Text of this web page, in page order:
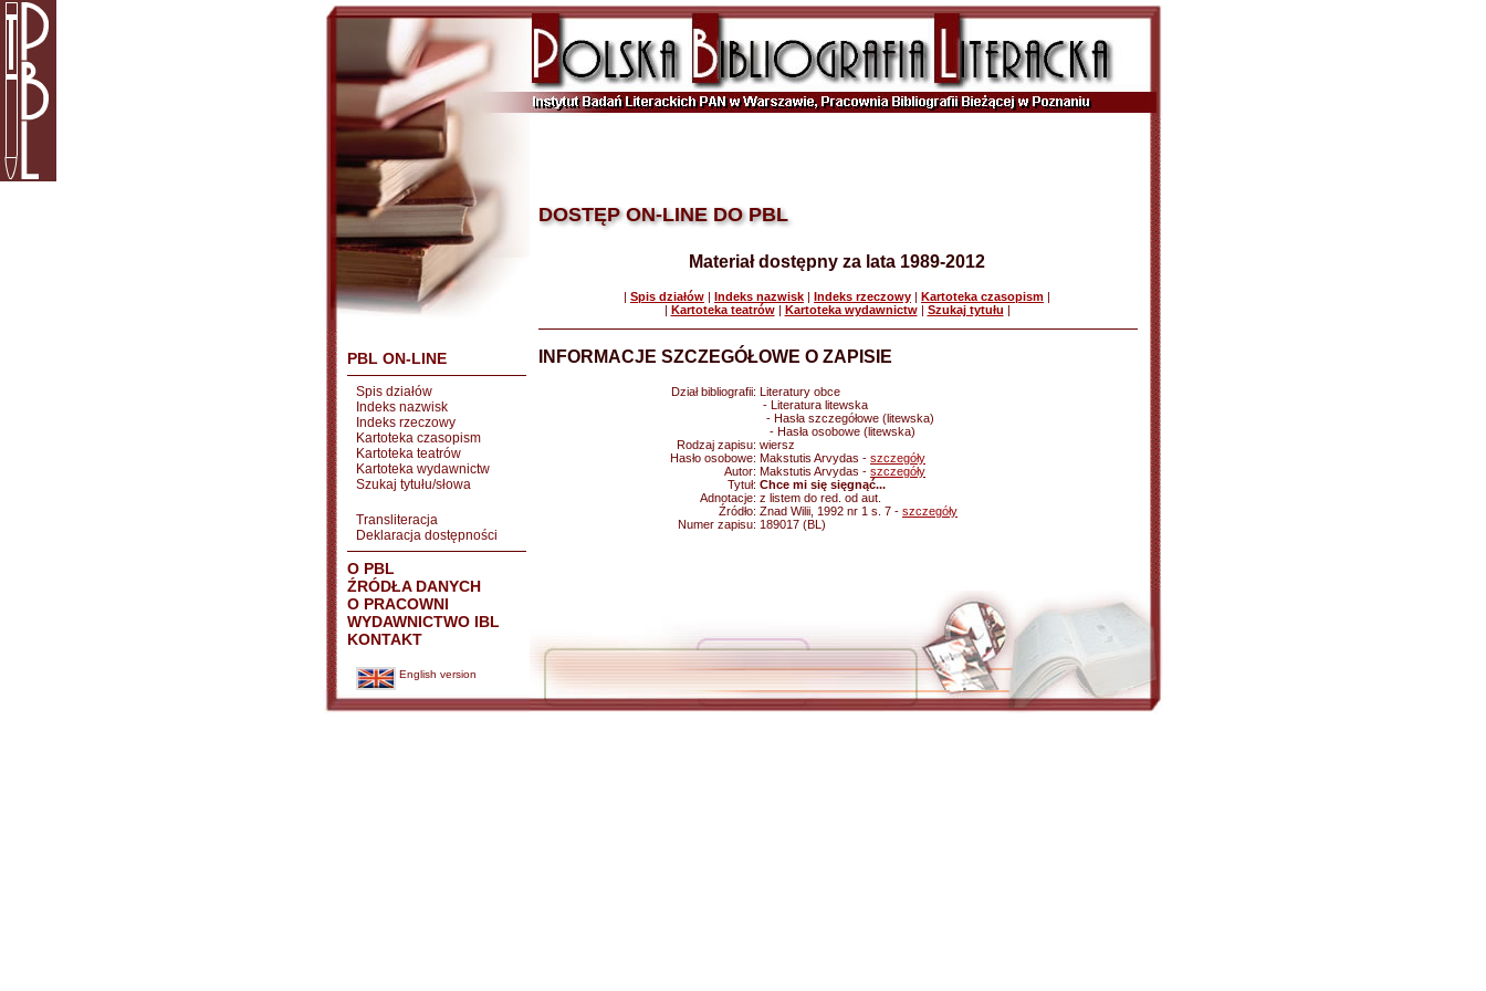
PBL ON-LINE
Spis działów
Indeks nazwisk
Indeks rzeczowy
Kartoteka czasopism
Kartoteka teatrów
Kartoteka wydawnictw
Szukaj tytułu/słowa
Transliteracja
Deklaracja dostępności
O PBL
ŹRÓDŁA DANYCH
O PRACOWNI
WYDAWNICTWO IBL
KONTAKT
English version
DOSTĘP ON-LINE DO PBL
Materiał dostępny za lata 1989-2012
| Spis działów | Indeks nazwisk | Indeks rzeczowy | Kartoteka czasopism |
| Kartoteka teatrów| Kartoteka wydawnictw| Szukaj tytułu |
INFORMACJE SZCZEGÓŁOWE O ZAPISIE
Dział bibliografii: Literatury obce
- Literatura litewska
- Hasła szczegółowe (litewska)
- Hasła osobowe (litewska)
Rodzaj zapisu: wiersz
Hasło osobowe: Makstutis Arvydas - szczegóły
Autor: Makstutis Arvydas - szczegóły
Tytuł: Chce mi się sięgnąć...
Adnotacje: z listem do red. od aut.
Źródło: Znad Wilii, 1992 nr 1 s. 7 - szczegóły
Numer zapisu: 189017 (BL)